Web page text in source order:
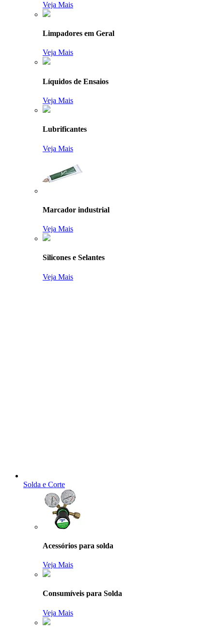
Veja Mais
Limpadores em Geral
Veja Mais
Líquidos de Ensaios
Veja Mais
Lubrificantes
Veja Mais
Marcador industrial
Veja Mais
Silicones e Selantes
Veja Mais
Solda e Corte
Acessórios para solda
Veja Mais
Consumíveis para Solda
Veja Mais